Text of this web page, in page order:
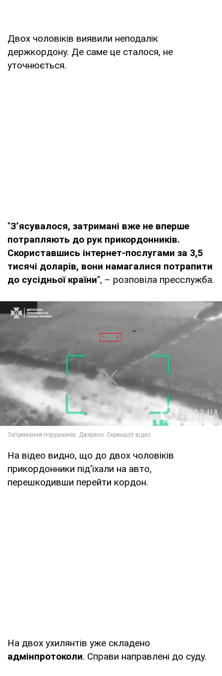
Двох чоловіків виявили неподалік
держкордону. Де саме це сталося, не
уточнюється.
"З’ясувалося, затримані вже не вперше
потрапляють до рук прикордонників.
Скориставшись інтернет-послугами за 3,5
тисячі доларів, вони намагалися потрапити
до сусідньої країни", – розповіла пресслужба.
На відео видно, що до двох чоловіків
прикордонники під'їхали на авто,
перешкодивши перейти кордон.
На двох ухилянтів уже складено
адмінпротоколи. Справи направлені до суду.